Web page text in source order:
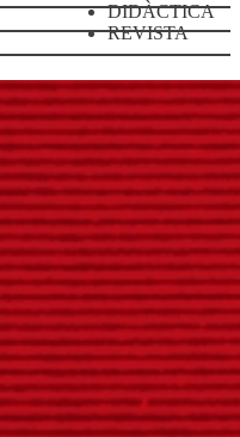
DIDÀCTICA
REVISTA